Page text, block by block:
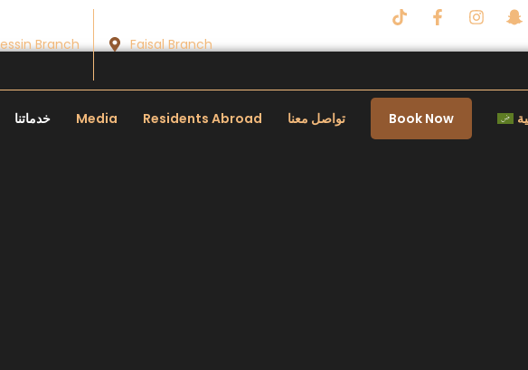
Branch Faisal Branch
خدماتنا Media Residents Abroad تواصل معنا Book Now